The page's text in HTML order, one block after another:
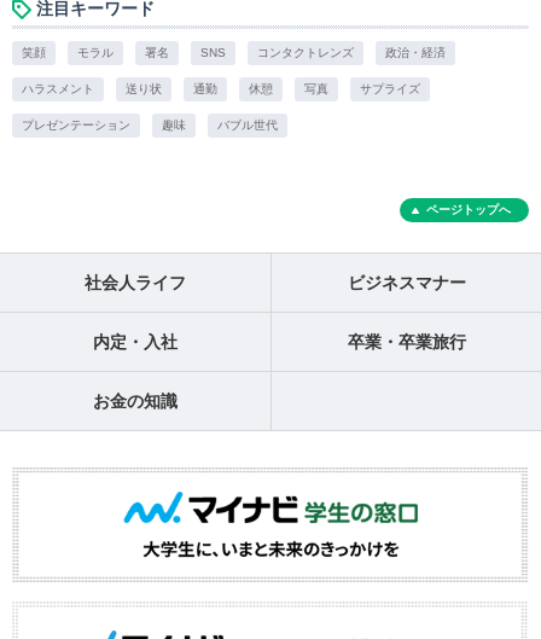
注目キーワード
笑顔 モラル 署名 SNS コンタクトレンズ 政治・経済
ハラスメント 送り状 通勤 休憩 写真 サプライズ
プレゼンテーション 趣味 バブル世代
ページトップへ
社会人ライフ ビジネスマナー
内定・入社 卒業・卒業旅行
お金の知識